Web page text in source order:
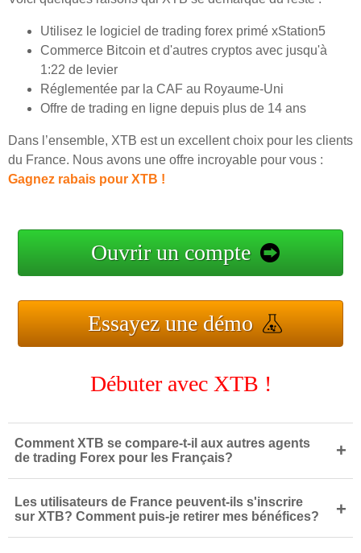
Utilisez le logiciel de trading forex primé xStation5
Commerce Bitcoin et d'autres cryptos avec jusqu'à
1:22 de levier
Réglementée par la CAF au Royaume-Uni
Offre de trading en ligne depuis plus de 14 ans
Dans l’ensemble, XTB est un excellent choix pour les clients
du France. Nous avons une offre incroyable pour vous :
Gagnez rabais pour XTB !
Ouvrir un compte
Essayez une démo
Débuter avec XTB !
Comment XTB se compare-t-il aux autres agents
de trading Forex pour les Français?
+
Les utilisateurs de France peuvent-ils s'inscrire
sur XTB? Comment puis-je retirer mes bénéfices?
+